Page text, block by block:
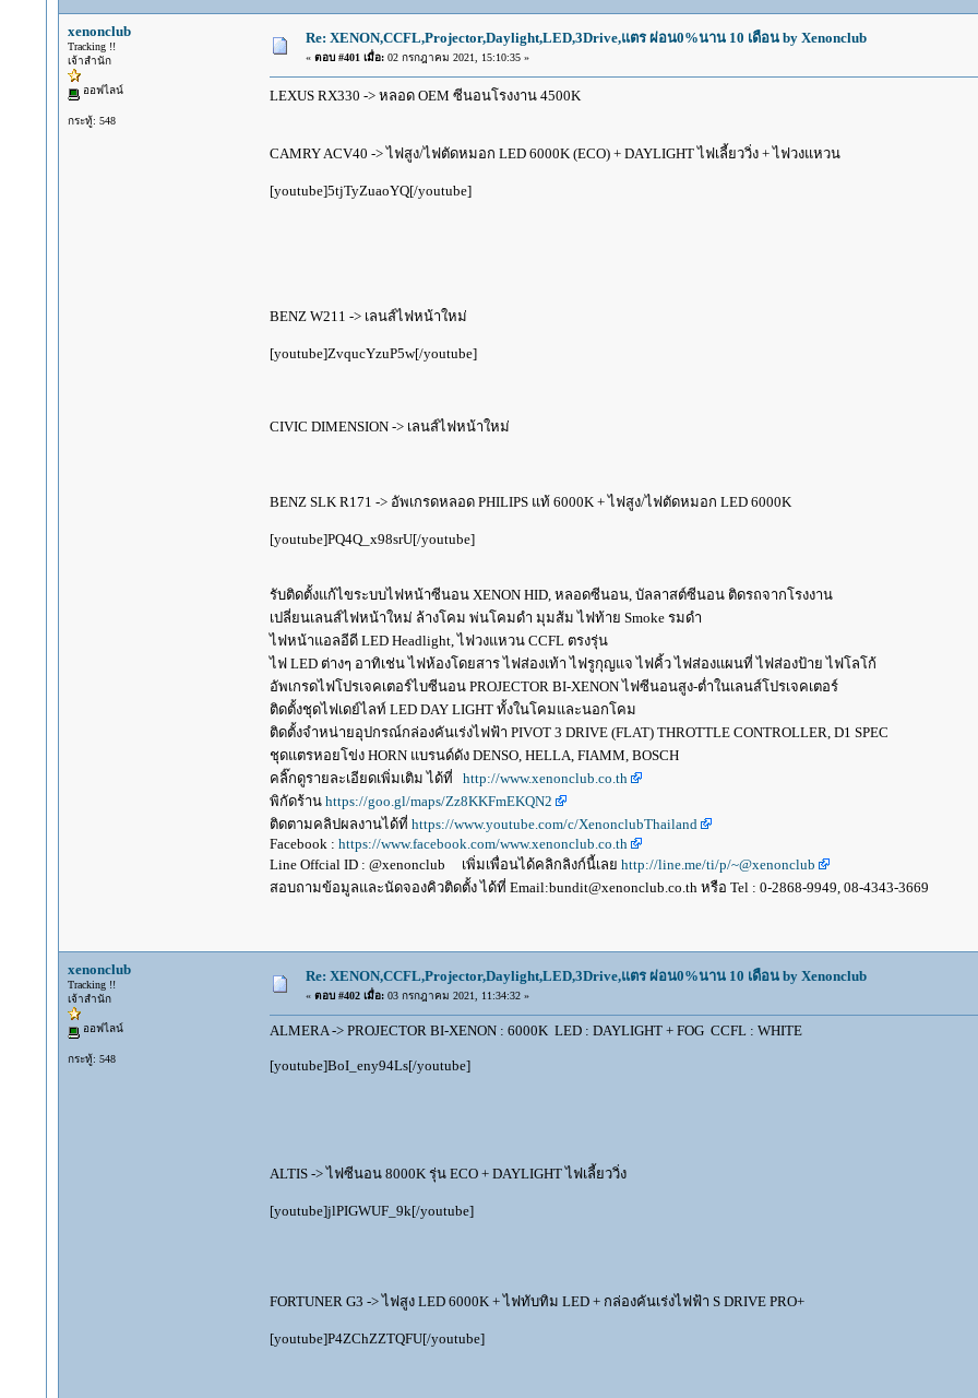
xenonclub
Tracking !!
เจ้าสำนัก
ออฟไลน์
กระทู้: 548
Re: XENON,CCFL,Projector,Daylight,LED,3Drive,แตร ผ่อน0%นาน 10 เดือน by Xenonclub
« ตอบ #401 เมื่อ:02 กรกฎาคม 2021, 15:10:35 »
LEXUS RX330 -> หลอด OEM ซีนอนโรงงาน 4500K
CAMRY ACV40 -> ไฟสูง/ไฟตัดหมอก LED 6000K (ECO) + DAYLIGHT ไฟเลี้ยววิ่ง + ไฟวงแหวน
[youtube]5tjTyZuaoYQ[/youtube]
BENZ W211 -> เลนส์ไฟหน้าใหม่
[youtube]ZvqucYzuP5w[/youtube]
CIVIC DIMENSION -> เลนส์ไฟหน้าใหม่
BENZ SLK R171 -> อัพเกรดหลอด PHILIPS แท้ 6000K + ไฟสูง/ไฟตัดหมอก LED 6000K
[youtube]PQ4Q_x98srU[/youtube]
รับติดตั้งแก้ไขระบบไฟหน้าซีนอน XENON HID, หลอดซีนอน, บัลลาสต์ซีนอน ติดรถจากโรงงาน
เปลี่ยนเลนส์ไฟหน้าใหม่ ล้างโคม พ่นโคมดำ มุมส้ม ไฟท้าย Smoke รมดำ
ไฟหน้าแอลอีดี LED Headlight, ไฟวงแหวน CCFL ตรงรุ่น
ไฟ LED ต่างๆ อาทิเช่น ไฟห้องโดยสาร ไฟส่องเท้า ไฟรูกุญแจ ไฟคิ้ว ไฟส่องแผนที่ ไฟส่องป้าย ไฟโลโก้
อัพเกรดไฟโปรเจคเตอร์ไบซีนอน PROJECTOR BI-XENON ไฟซีนอนสูง-ต่ำในเลนส์โปรเจคเตอร์
ติดตั้งชุดไฟเดย์ไลท์ LED DAY LIGHT ทั้งในโคมและนอกโคม
ติดตั้งจำหน่ายอุปกรณ์กล่องคันเร่งไฟฟ้า PIVOT 3 DRIVE (FLAT) THROTTLE CONTROLLER, D1 SPEC
ชุดแตรหอยโข่ง HORN แบรนด์ดัง DENSO, HELLA, FIAMM, BOSCH
คลิ๊กดูรายละเอียดเพิ่มเติม ได้ที่ http://www.xenonclub.co.th
พิกัดร้าน https://goo.gl/maps/Zz8KKFmEKQN2
ติดตามคลิปผลงานได้ที่ https://www.youtube.com/c/XenonclubThailand
Facebook : https://www.facebook.com/www.xenonclub.co.th
Line Offcial ID : @xenonclub เพิ่มเพื่อนได้คลิกลิงก์นี้เลย http://line.me/ti/p/~@xenonclub
สอบถามข้อมูลและนัดจองคิวติดตั้ง ได้ที่ Email:bundit@xenonclub.co.th หรือ Tel : 0-2868-9949, 08-4343-3669
xenonclub
Tracking !!
เจ้าสำนัก
ออฟไลน์
กระทู้: 548
Re: XENON,CCFL,Projector,Daylight,LED,3Drive,แตร ผ่อน0%นาน 10 เดือน by Xenonclub
« ตอบ #402 เมื่อ:03 กรกฎาคม 2021, 11:34:32 »
ALMERA -> PROJECTOR BI-XENON : 6000K LED : DAYLIGHT + FOG CCFL : WHITE
[youtube]BoI_eny94Ls[/youtube]
ALTIS -> ไฟซีนอน 8000K รุ่น ECO + DAYLIGHT ไฟเลี้ยววิ่ง
[youtube]jlPIGWUF_9k[/youtube]
FORTUNER G3 -> ไฟสูง LED 6000K + ไฟทับทิม LED + กล่องคันเร่งไฟฟ้า S DRIVE PRO+
[youtube]P4ZChZZTQFU[/youtube]